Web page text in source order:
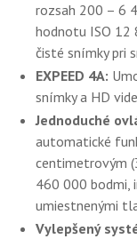
rozsah 200 – 6
hodnotu ISO 12
čisté snímky pri
EXPEED 4A:
snímky a HD
Jednoduché
automatické
centimetrovým
460 000 bodmi,
umiestnenými
Vylepšený